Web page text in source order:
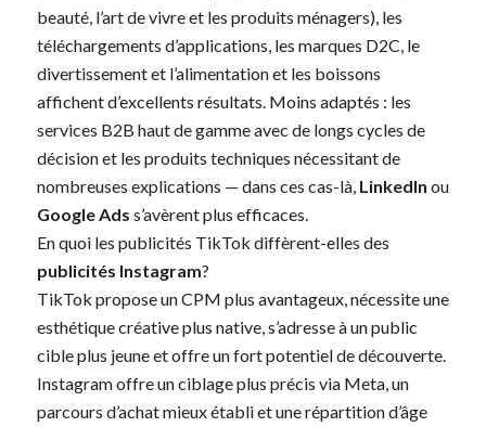
beauté, l’art de vivre et les produits ménagers), les
téléchargements d’applications, les marques D2C, le
divertissement et l’alimentation et les boissons
affichent d’excellents résultats. Moins adaptés : les
services B2B haut de gamme avec de longs cycles de
décision et les produits techniques nécessitant de
nombreuses explications — dans ces cas-là, LinkedIn ou
Google Ads s’avèrent plus efficaces.
En quoi les publicités TikTok diffèrent-elles des
publicités Instagram?
TikTok propose un CPM plus avantageux, nécessite une
esthétique créative plus native, s’adresse à un public
cible plus jeune et offre un fort potentiel de découverte.
Instagram offre un ciblage plus précis via Meta, un
parcours d’achat mieux établi et une répartition d’âge